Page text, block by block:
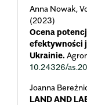
Anna Nowak,
(2023)
Ocena
efektywności
Ukrainie.
10.24326/
Joanna
LAND AND